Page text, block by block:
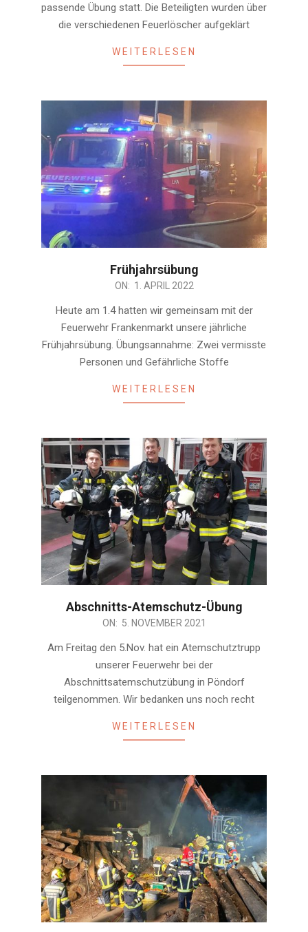
passende Übung statt. Die Beteiligten wurden über
die verschiedenen Feuerlöscher aufgeklärt
WEITERLESEN
Frühjahrsübung
ON: 1. APRIL 2022
Heute am 1.4 hatten wir gemeinsam mit der
Feuerwehr Frankenmarkt unsere jährliche
Frühjahrsübung. Übungsannahme: Zwei vermisste
Personen und Gefährliche Stoffe
WEITERLESEN
Abschnitts-Atemschutz-Übung
ON: 5. NOVEMBER 2021
Am Freitag den 5.Nov. hat ein Atemschutztrupp
unserer Feuerwehr bei der
Abschnittsatemschutzübung in Pöndorf
teilgenommen. Wir bedanken uns noch recht
WEITERLESEN